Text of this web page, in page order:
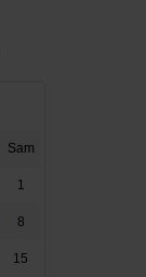
Sam
1
8
15